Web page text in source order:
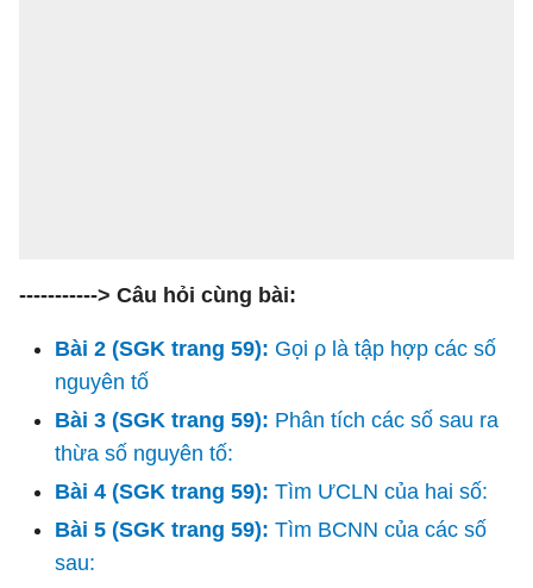
-----------> Câu hỏi cùng bài:
Bài 2 (SGK trang 59): Gọi ρ là tập hợp các số
nguyên tố
Bài 3 (SGK trang 59): Phân tích các số sau ra
thừa số nguyên tố:
Bài 4 (SGK trang 59): Tìm ƯCLN của hai số:
Bài 5 (SGK trang 59): Tìm BCNN của các số
sau: